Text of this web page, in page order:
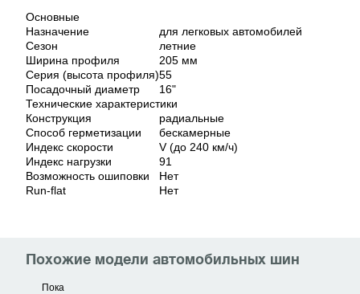
Основные
Назначение
для легковых автомобилей
Сезон
летние
Ширина профиля
205 мм
Серия (высота профиля)55
Посадочный диаметр
16"
Технические характеристики
Конструкция
радиальные
Способ герметизации
бескамерные
Индекс скорости
V (до 240 км/ч)
Индекс нагрузки
91
Возможность ошиповки
Нет
Run-flat
Нет
Похожие модели автомобильных шин
Пока